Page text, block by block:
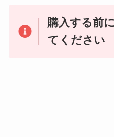
購入する前
てください